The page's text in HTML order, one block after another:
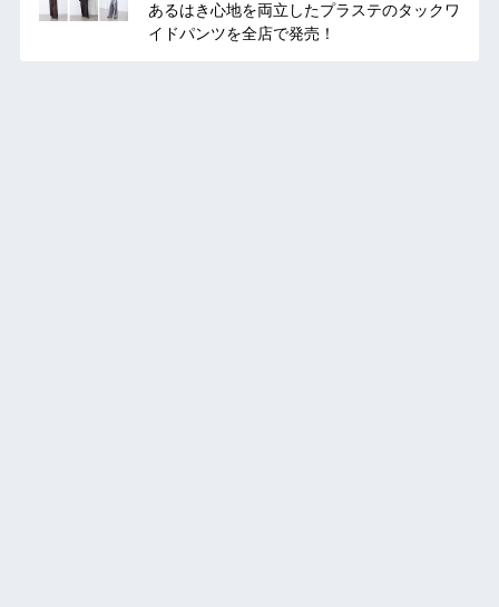
あるはき心地を両立したプラステのタックワ
イドパンツを全店で発売！